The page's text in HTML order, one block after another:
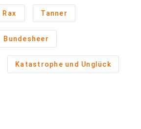
Rax Tanner
Bundesheer
Katastrophe und Unglück